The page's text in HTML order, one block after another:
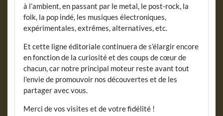
à l’ambient, en passant par le metal, le post-rock, la
folk, la pop indé, les musiques électroniques,
expérimentales, extrêmes, alternatives, etc.
Et cette ligne éditoriale continuera de s’élargir encore
en fonction de la curiosité et des coups de cœur de
chacun, car notre principal moteur reste avant tout
l’envie de promouvoir nos découvertes et de les
partager avec vous.
Merci de vos visites et de votre fidélité !